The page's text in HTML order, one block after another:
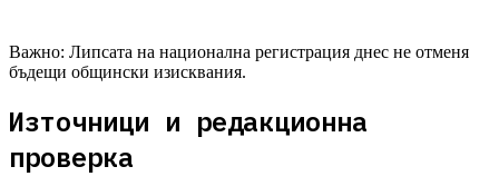
Важно: Липсата на национална регистрация днес не отменя
бъдещи общински изисквания.
Източници и редакционна
проверка